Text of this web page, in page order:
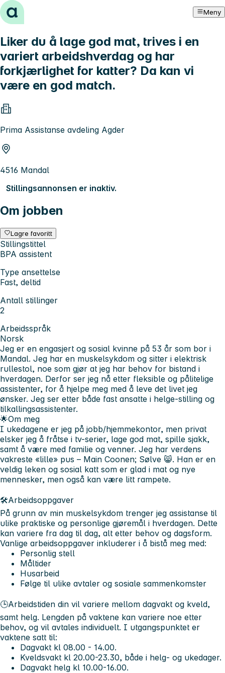
Hopp til innhold Meny
Liker du å lage god mat, trives i en
variert arbeidshverdag og har
forkjærlighet for katter? Da kan vi
være en god match.
Prima Assistanse avdeling Agder
4516 Mandal
Stillingsannonsen er inaktiv.
Om jobben
Lagre favoritt
Stillingstittel
BPA assistent
Type ansettelse
Fast, deltid
Antall stillinger
2
Arbeidsspråk
Norsk
Jeg er en engasjert og sosial kvinne på 53 år som bor i
Mandal. Jeg har en muskelsykdom og sitter i elektrisk
rullestol, noe som gjør at jeg har behov for bistand i
hverdagen. Derfor ser jeg nå etter fleksible og pålitelige
assistenter, for å hjelpe meg med å leve det livet jeg
ønsker. Jeg ser etter både fast ansatte i helge-stilling og
tilkallingsassistenter.
🌟Om meg
I ukedagene er jeg på jobb/hjemmekontor, men privat
elsker jeg å fråtse i tv-serier, lage god mat, spille sjakk,
samt å være med familie og venner. Jeg har verdens
vakreste «lille» pus – Main Coonen; Sølve 😸. Han er en
veldig leken og sosial katt som er glad i mat og nye
mennesker, men også kan være litt rampete.
🛠️Arbeidsoppgaver
På grunn av min muskelsykdom trenger jeg assistanse til
ulike praktiske og personlige gjøremål i hverdagen. Dette
kan variere fra dag til dag, alt etter behov og dagsform.
Vanlige arbeidsoppgaver inkluderer i å bistå meg med:
Personlig stell
Måltider
Husarbeid
Følge til ulike avtaler og sosiale sammenkomster
🕒Arbeidstiden din vil variere mellom dagvakt og kveld,
samt helg. Lengden på vaktene kan variere noe etter
behov, og vil avtales individuelt. I utgangspunktet er
vaktene satt til:
Dagvakt kl 08.00 - 14.00.
Kveldsvakt kl 20.00-23.30, både i helg- og ukedager.
Dagvakt helg kl 10.00-16.00.